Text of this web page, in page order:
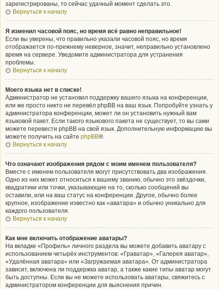
зарегистрированы, то сейчас удачный момент сделать это.
Вернуться к началу
Я изменил часовой пояс, но время всё равно неправильное!
Если вы уверены, что правильно указали часовой пояс, но время
отображается по-прежнему неверное, значит, неправильно установлено
время на сервере. Уведомите администратора для устранения
проблемы.
Вернуться к началу
Моего языка нет в списке!
Администратор не установил поддержку вашего языка на конференции,
или же просто никто не перевёл phpBB на ваш язык. Попробуйте узнать у
администратора конференции, может ли он установить нужный вам
языковой пакет. Если такого языкового пакета не существует, то вы сами
можете перевести phpBB на свой язык. Дополнительную информацию вы
можете получить на сайте phpBB®.
Вернуться к началу
Что означают изображения рядом с моим именем пользователя?
Вместе с именем пользователя могут присутствовать два изображения.
Одно из них может относиться к вашему званию, обычно это звёздочки,
квадратики или точки, указывающие на то, сколько сообщений вы
оставили, или на ваш статус на конференции. Другое, обычно более
крупное, изображение известно как «аватара» и обычно уникально для
каждого пользователя.
Вернуться к началу
Как мне включить отображение аватары?
На вкладке «Профиль» личного раздела вы можете добавить аватару с
использованием четырёх инструментов: «Граватар», «Галерея аватар»,
«Удалённая аватара» или «Загружаемая аватара». От администратора
зависит, включена ли поддержка аватар, а также какие типы аватар могут
быть доступны. Если вы не можете использовать аватары, свяжитесь с
администратором конференции для выяснения причин.